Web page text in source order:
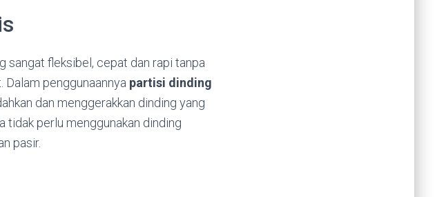
sangat fleksibel, cepat dan rapi tanpa
penggunaannya partisi dinding
dan menggerakkan dinding yang
tidak perlu menggunakan dinding
pasir.